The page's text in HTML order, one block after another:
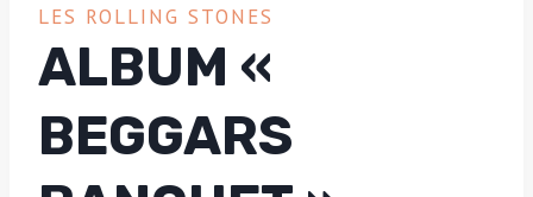
LES ROLLING STONES
ALBUM «
BEGGARS